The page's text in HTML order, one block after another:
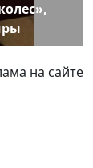
на сайте